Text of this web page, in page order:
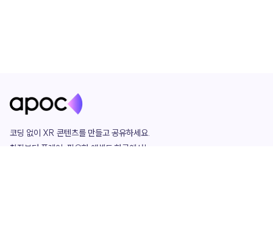
코딩 없이 XR 콘텐츠를 만들고 공유하세요.
창작부터 플레이, 필요한 애셋도 한곳에서!